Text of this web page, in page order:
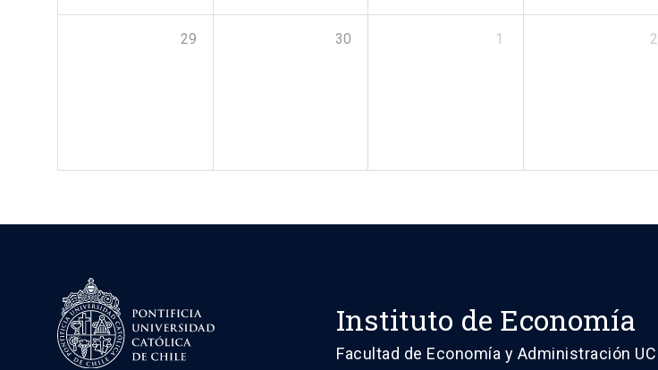
29 30 1 2
Instituto de Economía
Facultad de Economía y Administración UC